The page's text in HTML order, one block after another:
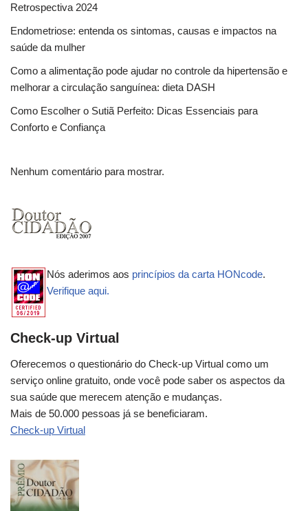
Retrospectiva 2024
Endometriose: entenda os sintomas, causas e impactos na
saúde da mulher
Como a alimentação pode ajudar no controle da hipertensão e
melhorar a circulação sanguínea: dieta DASH
Como Escolher o Sutiã Perfeito: Dicas Essenciais para
Conforto e Confiança
Nenhum comentário para mostrar.
Nós aderimos aos princípios da carta HONcode.
Verifique aqui.
Check-up Virtual
Oferecemos o questionário do Check-up Virtual como um
serviço online gratuito, onde você pode saber os aspectos da
sua saúde que merecem atenção e mudanças.
Mais de 50.000 pessoas já se beneficiaram.
Check-up Virtual